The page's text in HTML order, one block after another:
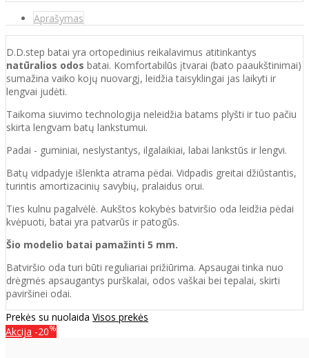
Aprašymas
D.D.step batai yra ortopedinius reikalavimus atitinkantys
natūralios odos batai. Komfortabilūs įtvarai (bato paaukštinimai)
sumažina vaiko kojų nuovargį, leidžia taisyklingai jas laikyti ir
lengvai judėti.
Taikoma siuvimo technologija neleidžia batams plyšti ir tuo pačiu
skirta lengvam batų lankstumui.
Padai - guminiai, neslystantys, ilgalaikiai, labai lankstūs ir lengvi.
Batų vidpadyje išlenkta atrama pėdai. Vidpadis greitai džiūstantis,
turintis amortizacinių savybių, pralaidus orui.
Ties kulnu pagalvėlė. Aukštos kokybės batviršio oda leidžia pėdai
kvėpuoti, batai yra patvarūs ir patogūs.
Šio modelio batai pamažinti 5 mm.
Batviršio oda turi būti reguliariai prižiūrima. Apsaugai tinka nuo
drėgmės apsaugantys purškalai, odos vaškai bei tepalai, skirti
paviršinei odai.
Prekės su nuolaida Visos prekės
Akcija -20%